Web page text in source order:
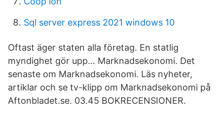
Sql server express 2021 windows 10
Oftast äger staten alla företag. En statlig
myndighet gör upp… Marknadsekonomi. Det
senaste om Marknadsekonomi. Läs nyheter,
artiklar och se tv-klipp om Marknadsekonomi på
Aftonbladet.se. 03.45 BOKRECENSIONER.